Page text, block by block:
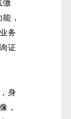
缴
，
务
证
身
，